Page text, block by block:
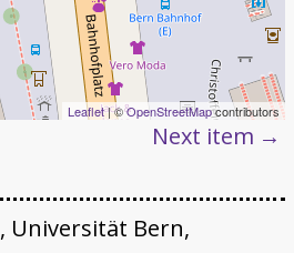
Leaflet| ©OpenStreetMapcontributors
Next item
, Universität Bern,